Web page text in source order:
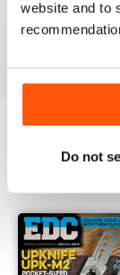
website and to
Do not
October 2022
Acquista per
SPECIAL